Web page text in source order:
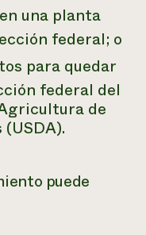
una planta
federal; o
para quedar
federal del
de
puede